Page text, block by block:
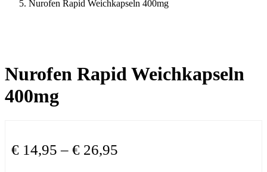
Nurofen Rapid Weichkapseln 400mg
Nurofen Rapid Weichkapseln
400mg
€ 14,95 – € 26,95